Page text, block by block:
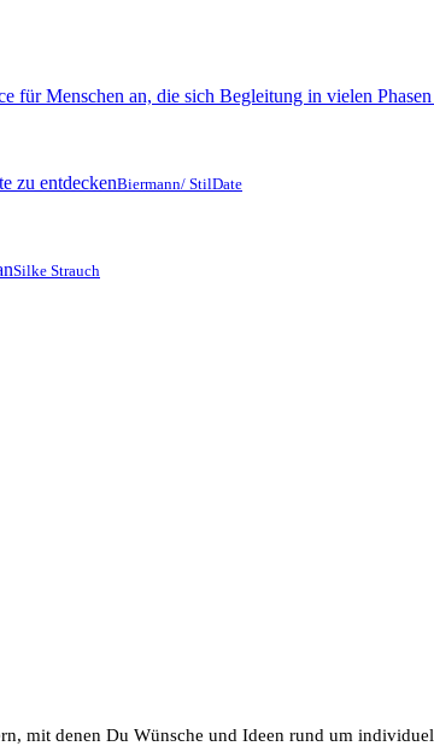
Biermann/ StilDate
Silke Strauch
mit denen Du Wünsche und Ideen rund um